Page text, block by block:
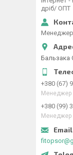
дріб/ ОПТ
Менеджер
Бальзака
+380 (67)
Менеджер
+380 (99)
Менеджер